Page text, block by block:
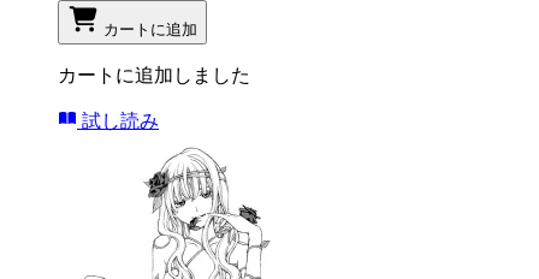
カートに追加
カートに追加しました
試し読み